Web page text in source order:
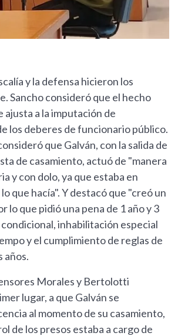
y la defensa hicieron los
Sancho consideró que el hecho
ajusta a la imputación de
los deberes de funcionario público.
que Galván, con la salida de
de casamiento, actuó de "manera
y con dolo, ya que estaba en
que hacía". Y destacó que "creó un
lo que pidió una pena de 1 año y 3
inhabilitación especial
y el cumplimiento de reglas de
años.
Morales y Bertolotti
lugar, a que Galván se
al momento de su casamiento,
de los presos estaba a cargo de